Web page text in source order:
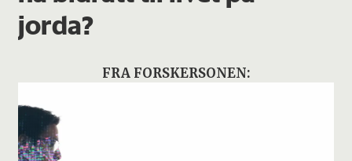
jorda?
FRA FORSKERSONEN: